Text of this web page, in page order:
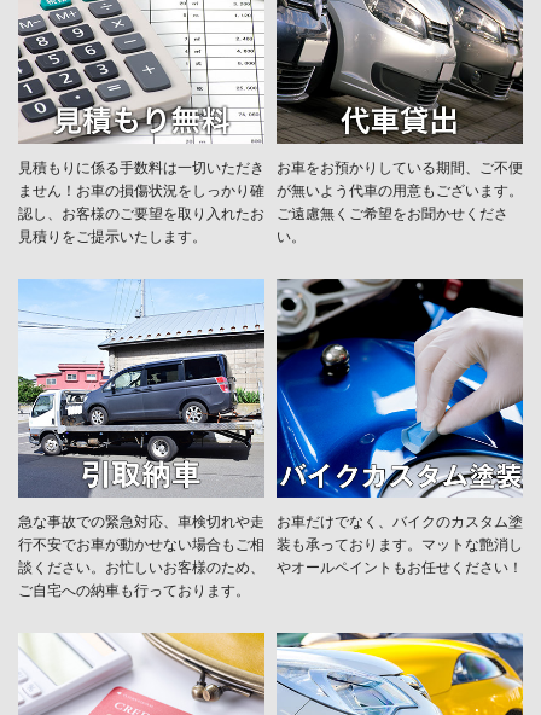
見積もりに係る手数料は一切いただき
ません！お車の損傷状況をしっかり確
認し、お客様のご要望を取り入れたお
見積りをご提示いたします。
お車をお預かりしている期間、ご不便
が無いよう代車の用意もございます。
ご遠慮無くご希望をお聞かせくださ
い。
急な事故での緊急対応、車検切れや走
行不安でお車が動かせない場合もご相
談ください。お忙しいお客様のため、
ご自宅への納車も行っております。
お車だけでなく、バイクのカスタム塗
装も承っております。マットな艶消し
やオールペイントもお任せください！